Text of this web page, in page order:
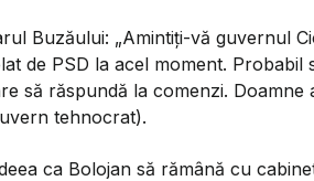
Buzăului: „Amintiți-vă guvernul
de PSD la acel moment. Probabil
să răspundă la comenzi. Doamne
tehnocrat).
ca Bolojan să rămână cu